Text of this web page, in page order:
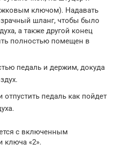
ключом). Надавать
шланг, чтобы было
а также другой конец
полностью помещен в
педаль и держим, докуда
отпустить педаль как пойдет
с включенным
ключа «2».